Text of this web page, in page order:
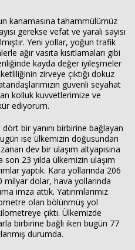
kanamasına tahammülümüz
gerekse vefat ve yaralı sayısı
Yeni yollar, yoğun trafik
ağır vasıta kısıtlamaları gibi
kayda değer iyileşmeler
zirveye çıktığı dokuz
güvenli seyahat
kolluk kuvvetlerimize ve
ediyorum.
bir yanını birbirine bağlayan
ise ülkemizin doğusundan
dev bir ulaşım altyapısına
son 23 yılda ülkemizin ulaşım
yaptık. Kara yollarında 206
dolar, hava yollarında
imza attık. Yatırımlarımız
olan bölünmüş yol
çıktı. Ülkemizde
birbirine bağlı iken bugün 77
durumda.